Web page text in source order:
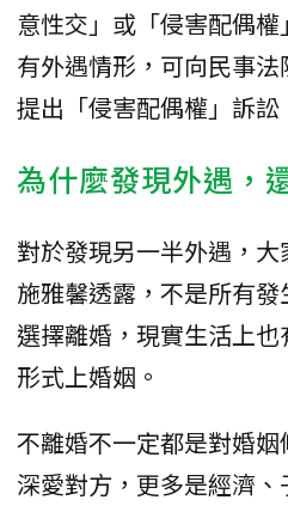
意性交」或「侵害配偶
有外遇情形，可向民事
提出「侵害配偶權」訴訟
為什麼發現外遇，
對於發現另一半外遇，
施雅馨透露，不是所有
選擇離婚，現實生活上
形式上婚姻。
不離婚不一定都是對婚
深愛對方，更多是經濟